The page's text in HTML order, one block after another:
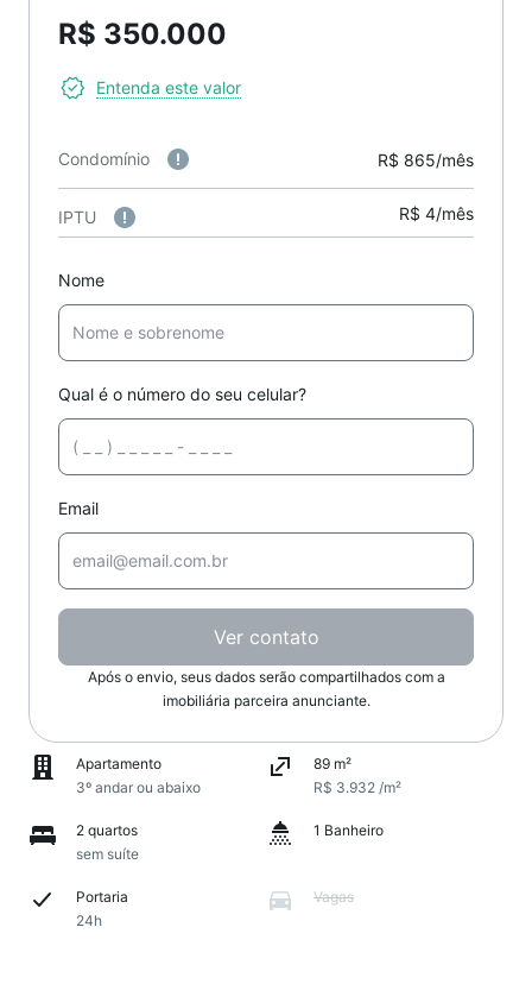
R$ 350.000
Entenda este valor
Condomínio R$ 865/mês
IPTU R$ 4/mês
Nome
Qual é o número do seu celular?
Email
Ver contato
Após o envio, seus dados serão compartilhados com a
imobiliária parceira anunciante.
Apartamento
3º andar ou abaixo
89 m²
R$ 3.932 /m²
2 quartos
sem suíte
1 Banheiro
Portaria
24h
Vagas